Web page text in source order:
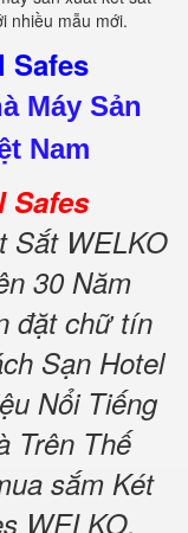
nhiều mẫu mới.
Safes
Máy Sản
Nam
Safes
Sắt WELKO
30 Năm
đặt chữ tín
Sạn Hotel
Nổi Tiếng
Trên Thế
sắm Két
WELKO.